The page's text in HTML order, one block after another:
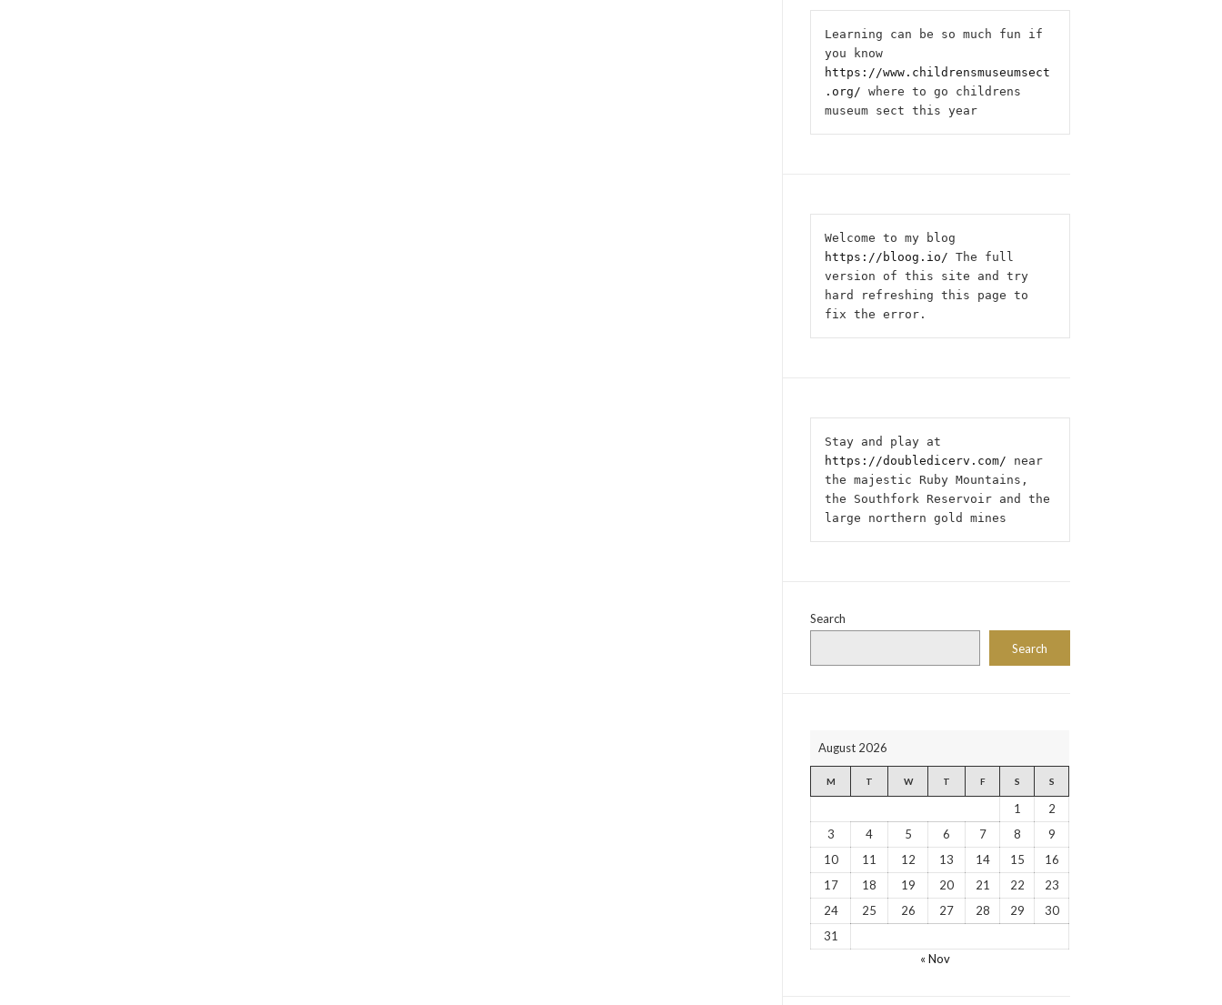
Learning can be so much fun if
https://www.childrensmuseumsect
.org/ where to go childrens
museum sect this year
https://bloog.io/ The full
version of this site and try
hard refreshing this page to
fix the error.
https://doubledicerv.com/ near
the majestic Ruby Mountains,
the Southfork Reservoir and the
large northern gold mines
Search
Search
August 2026
M T W T F S S
1
2
3
4 5 6 7 8
9
10
11 12 13 14 15
16
17
18 19 20 21 22
23
24
25 26 27 28 29
30
31
« Nov